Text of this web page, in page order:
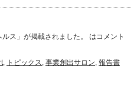
ス」が掲載されました。 はコメント
, トピックス, 事業創出サロン, 報告書